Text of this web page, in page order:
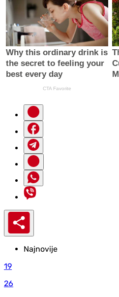
Najnovije
19
26